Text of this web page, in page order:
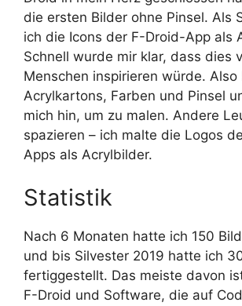
die ersten Bilder ohne Pinsel. Als
ich die Icons der F-Droid-App als
Schnell wurde mir klar, dass dies
Menschen inspirieren würde. Also
Acrylkartons, Farben und Pinsel
mich hin, um zu malen. Andere
spazieren – ich malte die Logos
Apps als Acrylbilder.
Statistik
Nach 6 Monaten hatte ich 150
und bis Silvester 2019 hatte ich
fertiggestellt. Das meiste davon
F-Droid und Software, die auf